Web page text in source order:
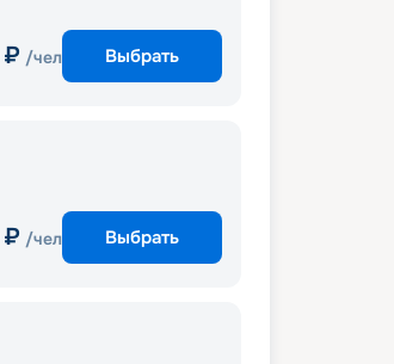
₽ /чел Выбрать
₽ /чел Выбрать